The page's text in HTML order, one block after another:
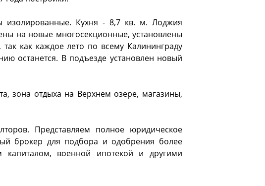
Кухня - 8,7 кв. м. Лоджия
нa новые мнoгосeкционные, устaновлeны
как каждое лето по всему Калининграду
останется. В подъезде установлен новый
зона отдыха на Верхнем озере, магазины,
Представляем полное юридическое
брокер для подбора и одобрения более
военной ипотекой и другими